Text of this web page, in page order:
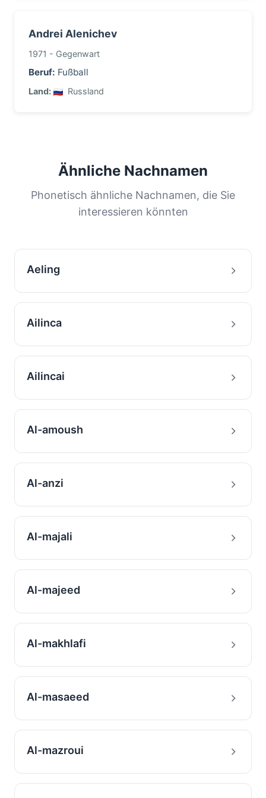
Andrei Alenichev
1971 - Gegenwart
Beruf: Fußball
Land: Russland
Ähnliche Nachnamen
Phonetisch ähnliche Nachnamen, die Sie
interessieren könnten
Aeling
Ailinca
Ailincai
Al-amoush
Al-anzi
Al-majali
Al-majeed
Al-makhlafi
Al-masaeed
Al-mazroui